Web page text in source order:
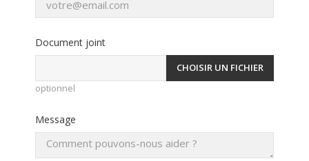
Document joint
CHOISIR UN FICHIER
optionnel
Message